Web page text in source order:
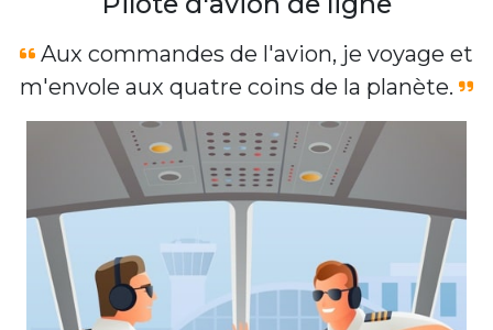
Aux commandes de l'avion, je voyage et
m'envole aux quatre coins de la planète.